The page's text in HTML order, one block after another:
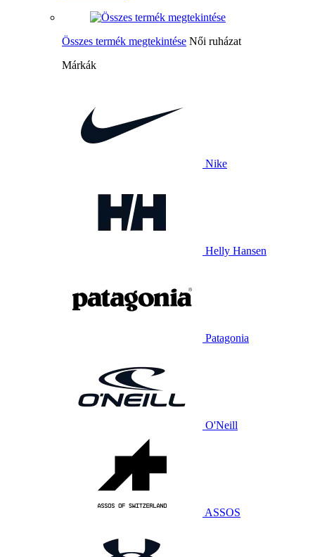
Összes termék megtekintése Női ruházat
Márkák
Nike
Helly Hansen
Patagonia
O'Neill
ASSOS